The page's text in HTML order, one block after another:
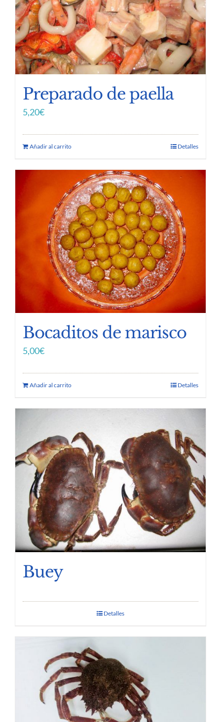
Preparado de paella
5,20€
Añadir al carrito Detalles
Bocaditos de marisco
5,00€
Añadir al carrito Detalles
Buey
Detalles